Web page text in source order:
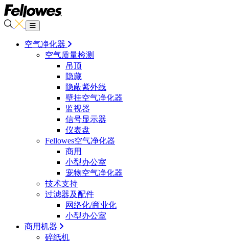
空气净化器
空气质量检测
吊顶
隐藏
隐蔽紫外线
壁挂空气净化器
监视器
信号显示器
仪表盘
Fellowes空气净化器
商用
小型办公室
宠物空气净化器
技术支持
过滤器及配件
网络化/商业化
小型办公室
商用机器
碎纸机